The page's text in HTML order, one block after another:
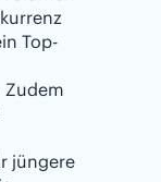
Top-
Zudem
jüngere